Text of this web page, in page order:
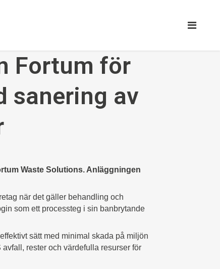
Fortum för
sanering av
Waste Solutions. Anläggningen
när det gäller behandling och
som ett processteg i sin banbrytande
sätt med minimal skada på miljön
rester och värdefulla resurser för